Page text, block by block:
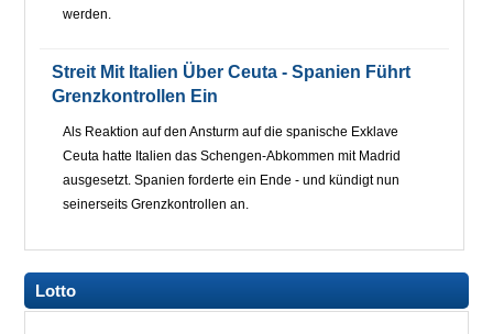
werden.
Streit Mit Italien Über Ceuta - Spanien Führt
Grenzkontrollen Ein
Als Reaktion auf den Ansturm auf die spanische Exklave
Ceuta hatte Italien das Schengen-Abkommen mit Madrid
ausgesetzt. Spanien forderte ein Ende - und kündigt nun
seinerseits Grenzkontrollen an.
Lotto